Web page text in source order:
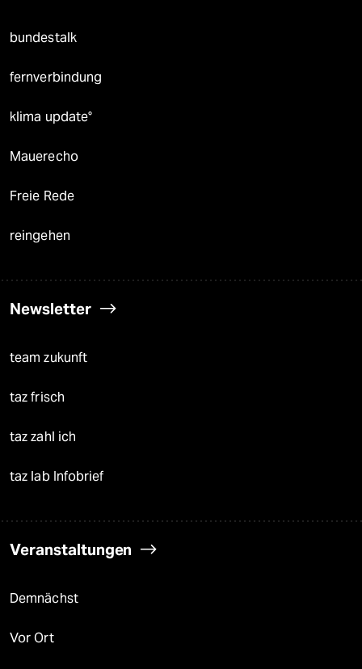
bundestalk
fernverbindung
klima update°
Mauerecho
Freie Rede
reingehen
Newsletter
team zukunft
taz frisch
taz zahl ich
taz lab Infobrief
Veranstaltungen
Demnächst
Vor Ort